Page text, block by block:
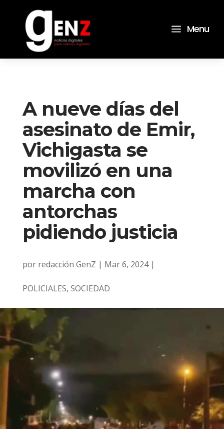
a Menu
A nueve días del
asesinato de Emir,
Vichigasta se
movilizó en una
marcha con
antorchas
pidiendo justicia
por redacción GenZ | Mar 6, 2024|
POLICIALES, SOCIEDAD